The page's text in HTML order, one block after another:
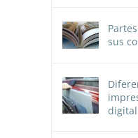
sus
digital